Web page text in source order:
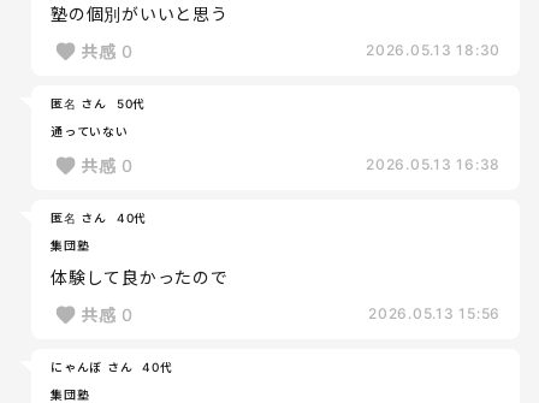
塾の個別がいいと思う
共感 0 2026.05.13 18:30
匿名 さん
50代
通っていない
共感 0 2026.05.13 16:38
匿名 さん
40代
集団塾
体験して良かったので
共感 0 2026.05.13 15:56
にゃんぼ さん
40代
集団塾